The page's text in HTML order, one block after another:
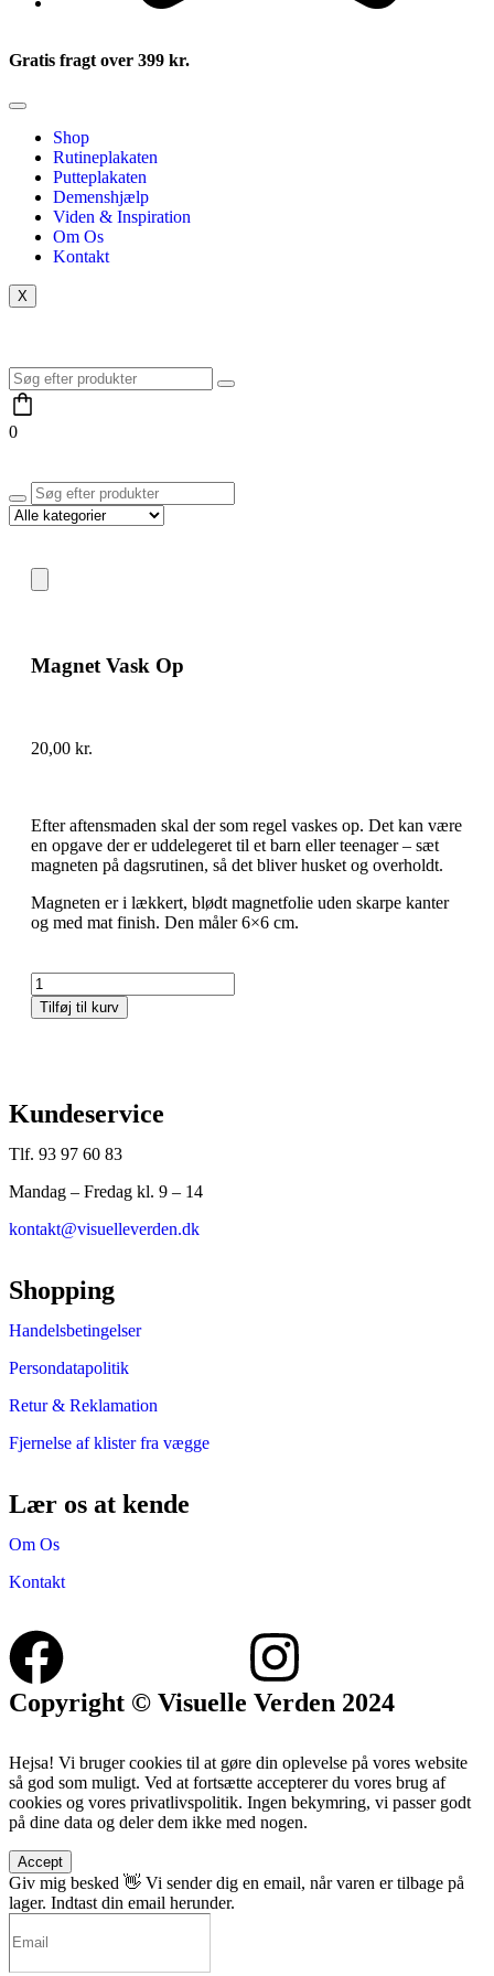
Gratis fragt over 399 kr.
Shop
Rutineplakaten
Putteplakaten
Demenshjælp
Viden & Inspiration
Om Os
Kontakt
X
0
Magnet Vask Op
20,00 kr.
Efter aftensmaden skal der som regel vaskes op. Det kan være
en opgave der er uddelegeret til et barn eller teenager – sæt
magneten på dagsrutinen, så det bliver husket og overholdt.
Magneten er i lækkert, blødt magnetfolie uden skarpe kanter
og med mat finish. Den måler 6×6 cm.
Tilføj til kurv
Kundeservice
Tlf. 93 97 60 83
Mandag – Fredag kl. 9 – 14
kontakt@visuelleverden.dk
Shopping
Handelsbetingelser
Persondatapolitik
Retur & Reklamation
Fjernelse af klister fra vægge
Lær os at kende
Om Os
Kontakt
Copyright © Visuelle Verden 2024
Hejsa! Vi bruger cookies til at gøre din oplevelse på vores website
så god som muligt. Ved at fortsætte accepterer du vores brug af
cookies og vores privatlivspolitik. Ingen bekymring, vi passer godt
på dine data og deler dem ikke med nogen.
Accept
Giv mig besked 👋 Vi sender dig en email, når varen er tilbage på
lager. Indtast din email herunder.